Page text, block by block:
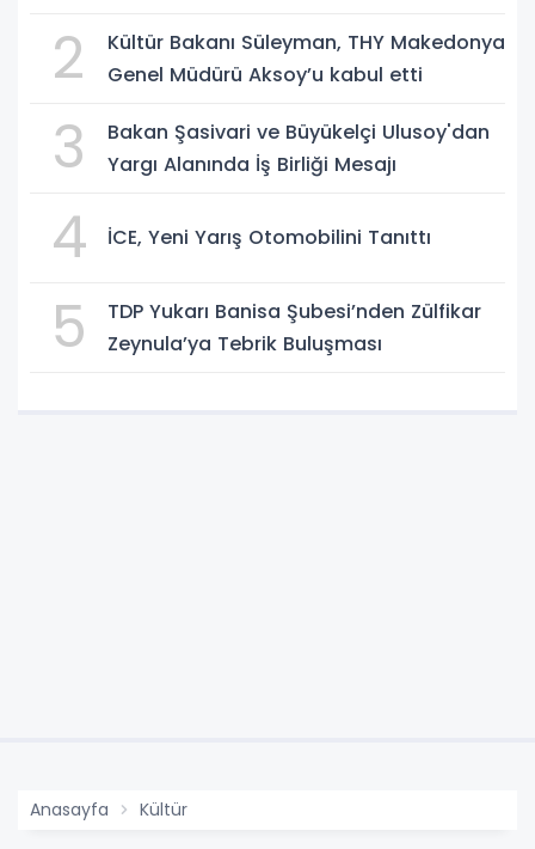
2
Kültür Bakanı Süleyman, THY Makedonya
Genel Müdürü Aksoy’u kabul etti
3
Bakan Şasivari ve Büyükelçi Ulusoy'dan
Yargı Alanında İş Birliği Mesajı
4 İCE, Yeni Yarış Otomobilini Tanıttı
5
TDP Yukarı Banisa Şubesi’nden Zülfikar
Zeynula’ya Tebrik Buluşması
Anasayfa Kültür